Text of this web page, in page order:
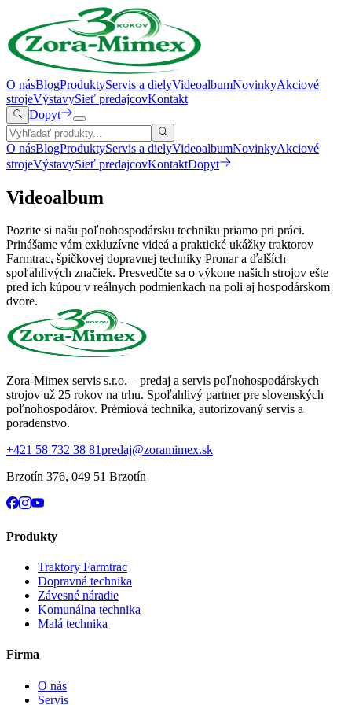
O násBlogProduktyServis a dielyVideoalbumNovinkyAkciové
strojeVýstavySieť predajcovKontakt
Dopyt
O násBlogProduktyServis a dielyVideoalbumNovinkyAkciové
strojeVýstavySieť predajcovKontaktDopyt
Videoalbum
Pozrite si našu poľnohospodársku techniku priamo pri práci.
Prinášame vám exkluzívne videá a praktické ukážky traktorov
Farmtrac, špičkovej dopravnej techniky Pronar a ďalších
spoľahlivých značiek. Presvedčte sa o výkone našich strojov ešte
pred ich kúpou v reálnych podmienkach na poli aj hospodárskom
dvore.
Zora-Mimex servis s.r.o. – predaj a servis poľnohospodárskych
strojov už 25 rokov na trhu. Spoľahlivý partner pre slovenských
poľnohospodárov. Prémiová technika, autorizovaný servis a
poradenstvo.
+421 58 732 38 81predaj@zoramimex.sk
Brzotín 376, 049 51 Brzotín
Produkty
Traktory Farmtrac
Dopravná technika
Závesné náradie
Komunálna technika
Malá technika
Firma
O nás
Servis